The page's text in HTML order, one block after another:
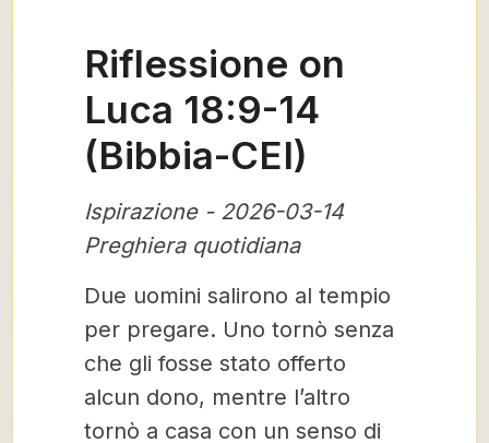
Riflessione on
Luca 18:9-14
(Bibbia-CEI)
Ispirazione - 2026-03-14
Preghiera quotidiana
Due uomini salirono al tempio
per pregare. Uno tornò senza
che gli fosse stato offerto
alcun dono, mentre l’altro
tornò a casa con un senso di